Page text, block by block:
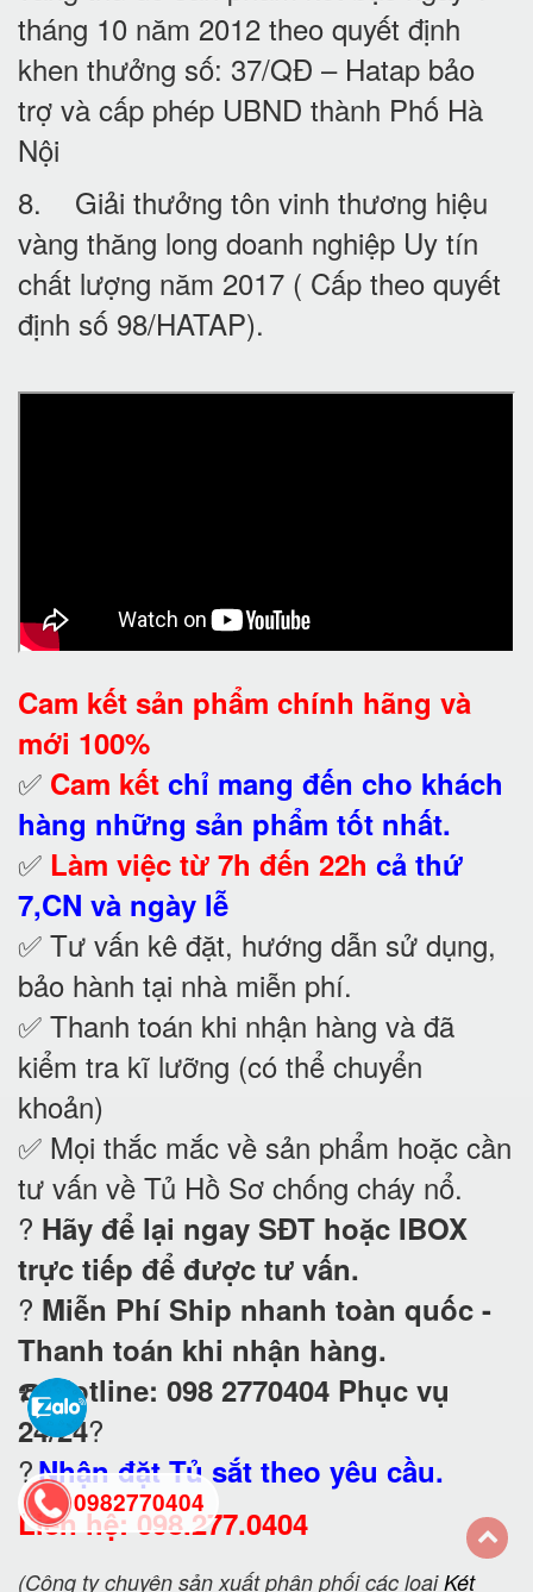
tháng 10 năm 2012 theo quyết định
khen thưởng số: 37/QĐ – Hatap bảo
trợ và cấp phép UBND thành Phố Hà
Nội
8. Giải thưởng tôn vinh thương hiệu
vàng thăng long doanh nghiệp Uy tín
chất lượng năm 2017 ( Cấp theo quyết
định số 98/HATAP).
Cam kết sản phẩm chính hãng và
mới 100%
✅ Cam kết chỉ mang đến cho khách
hàng những sản phẩm tốt nhất.
✅ Làm việc từ 7h đến 22h cả thứ
7,CN và ngày lễ
✅ Tư vấn kê đặt, hướng dẫn sử dụng,
bảo hành tại nhà miễn phí.
✅ Thanh toán khi nhận hàng và đã
kiểm tra kĩ lưỡng (có thể chuyển
khoản)
✅ Mọi thắc mắc về sản phẩm hoặc cần
tư vấn về Tủ Hồ Sơ chống cháy nổ.
? Hãy để lại ngay SĐT hoặc IBOX
trực tiếp để được tư vấn.
? Miễn Phí Ship nhanh toàn quốc -
Thanh toán khi nhận hàng.
☎️Hotline: 098 2770404 Phục vụ
24/24?
?Nhận đặt Tủ sắt theo yêu cầu.
Liên hệ: 098.277.0404
(Công ty chuyên sản xuất phân phối các loạiKét
0982770404
back